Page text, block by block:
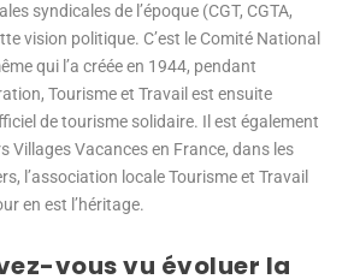
syndicales de l’époque (CGT, CGTA,
vision politique. C’est le Comité National
qui l’a créée en 1944, pendant
Tourisme et Travail est ensuite
de tourisme solidaire. Il est également
Villages Vacances en France, dans les
l’association locale Tourisme et Travail
en est l’héritage.
vous vu évoluer la